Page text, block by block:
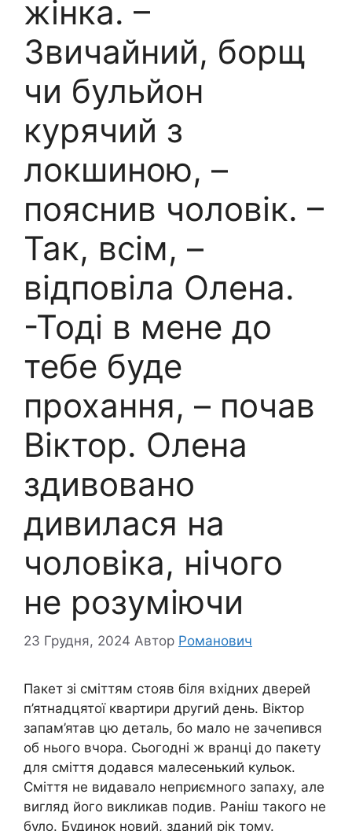
жінка. –
Звичайний, борщ
чи бульйон
курячий з
локшиною, –
пояснив чоловік. –
Так, всім, –
відповіла Олена.
-Тоді в мене до
тебе буде
прохання, – почав
Віктор. Олена
здивовано
дивилася на
чоловіка, нічого
не розуміючи
23 Грудня, 2024 Автор Романович
Пакет зі сміттям стояв біля вхідних дверей
п’ятнадцятої квартири другий день. Віктор
запам’ятав цю деталь, бо мало не зачепився
об нього вчора. Сьогодні ж вранці до пакету
для сміття додався малесенький кульок.
Сміття не видавало неприємного запаху, але
вигляд його викликав подив. Раніш такого не
було. Будинок новий, зданий рік тому.